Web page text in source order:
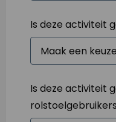
Is deze activiteit
Is deze activiteit